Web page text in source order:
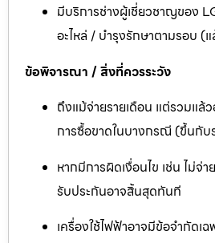
มีบริการช่างผู้เชี่ยวชาญของ
อะไหล่ / บำรุงรักษาตามรอบ (
ข้อพิจารณา / สิ่งที่ควรระวัง
ถึงแม้จ่ายรายเดือน แต่รวมแล้
การซื้อขาดในบางกรณี (ขึ้นกั
หากมีการผิดเงื่อนไข เช่น ไม่จ่า
รับประกันอาจสิ้นสุดทันที
เครื่องใช้ไฟฟ้าอาจมีข้อจำกัดเ